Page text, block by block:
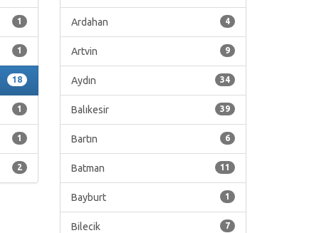
1
1
18
1
1
2
4
Ardahan
9
Artvin
34
Aydın
39
Balıkesir
6
Bartın
11
Batman
1
Bayburt
7
Bilecik